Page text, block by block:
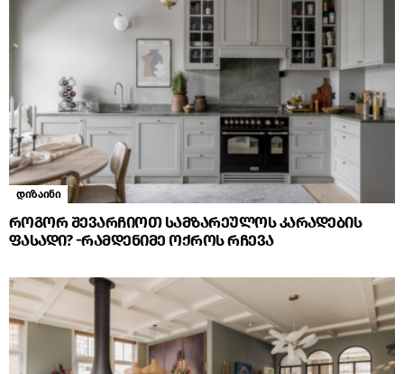
დიზაინი
როგორ შევარჩიოთ სამზარეულოს კარადების
ფასადი? -რამდენიმე ოქროს რჩევა